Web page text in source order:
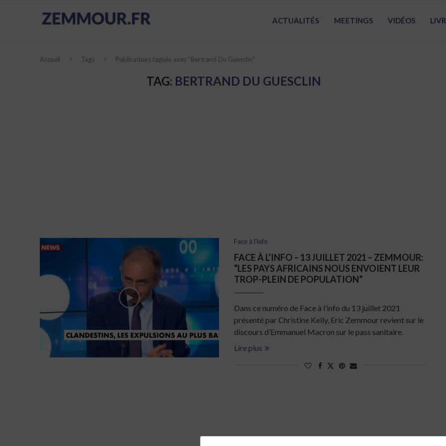
ACTUALITÉS MEETINGS VIDÉOS
Accueil Tags Publications tagués avec "Bertrand Du Guesclin"
TAG: BERTRAND DU GUESCLIN
Face à l'info
FACE À L’INFO – 13 JUILLET 2021 – ZEMMOUR:
“LES PAYS AFRICAINS NOUS ENVOIENT LEUR
TROP-PLEIN DE POPULATION”
Dans ce numéro de Face à l’info du 13 juillet 2021
présenté par Christine Kelly, Eric Zemmour revient sur le
discours d’Emmanuel Macron sur le pass sanitaire.
Lire plus